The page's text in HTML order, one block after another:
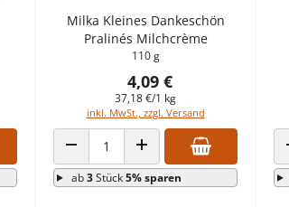
Milka Kleines Dankeschön
Pralinés Milchcrème
110 g
4,09 €
37,18 €/1 kg
inkl. MwSt., zzgl. Versand
ANZAHL VERRINGERNANZAHL ERHÖHEN
ab3Stück5% sparen